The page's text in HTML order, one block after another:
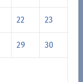
22 23
29 30